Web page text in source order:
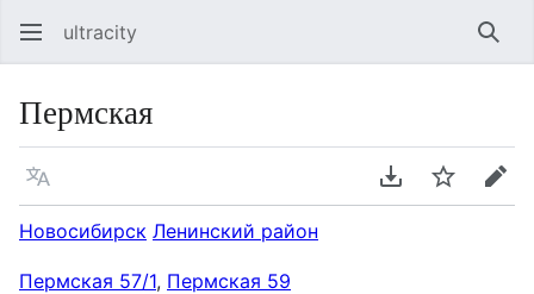
ultracity
Пермская
Язык Скачать PDF
Следить
Новосибирск Ленинский район
Пермская 57/1, Пермская 59